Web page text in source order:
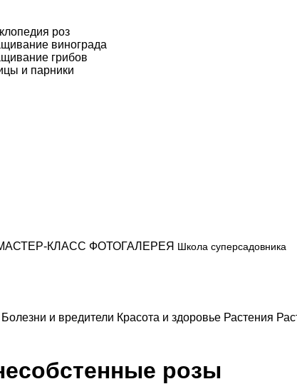
роз
винограда
грибов
и парники
КЛАСС ФОТОГАЛЕРЕЯ Школа суперсадовника
Болезни и вредители Красота и здоровье Растения
розы